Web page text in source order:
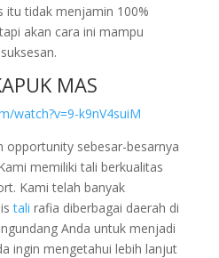
itu tidak menjamin 100%
akan cara ini mampu
MAS
watch?v=9-k9nV4suiM
opportunity sebesar-besarnya
memiliki tali berkualitas
Kami telah banyak
tali rafia diberbagai daerah di
Anda untuk menjadi
ingin mengetahui lebih lanjut